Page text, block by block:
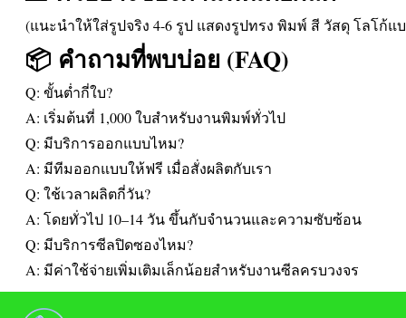
(แนะนำให้ใส่รูปจริง 4-6 รูป แสดงรูปทรง พิมพ์ สี วัสดุ โลโก้แ
📦 คำถามที่พบบ่อย (FAQ)
Q: ขั้นต่ำกี่ใบ?
A: เริ่มต้นที่ 1,000 ใบสำหรับงานพิมพ์ทั่วไป
Q: มีบริการออกแบบไหม?
A: มีทีมออกแบบให้ฟรี เมื่อสั่งผลิตกับเรา
Q: ใช้เวลาผลิตกี่วัน?
A: โดยทั่วไป 10–14 วัน ขึ้นกับจำนวนและความซับซ้อน
Q: มีบริการซีลปิดซองไหม?
A: มีค่าใช้จ่ายเพิ่มเติมเล็กน้อยสำหรับงานซีลครบวงจร